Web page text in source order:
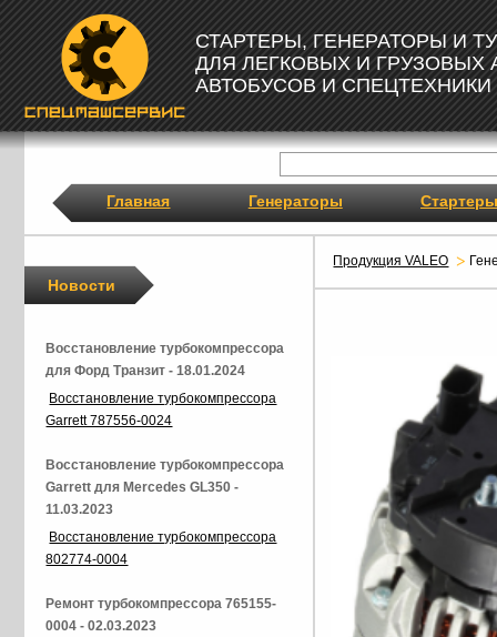
СТАРТЕРЫ, ГЕНЕРАТОРЫ И
ДЛЯ ЛЕГКОВЫХ И ГРУЗОВЫХ
АВТОБУСОВ И СПЕЦТЕХНИКИ
Главная Генераторы Стартеры
Продукция VALEO
Новости
Восстановление турбокомпрессора
для Форд Транзит - 18.01.2024
Восстановление турбокомпрессора
Garrett 787556-0024
Восстановление турбокомпрессора
Garrett для Mercedes GL350 -
11.03.2023
Восстановление турбокомпрессора
802774-0004
Ремонт турбокомпрессора 765155-
0004 - 02.03.2023